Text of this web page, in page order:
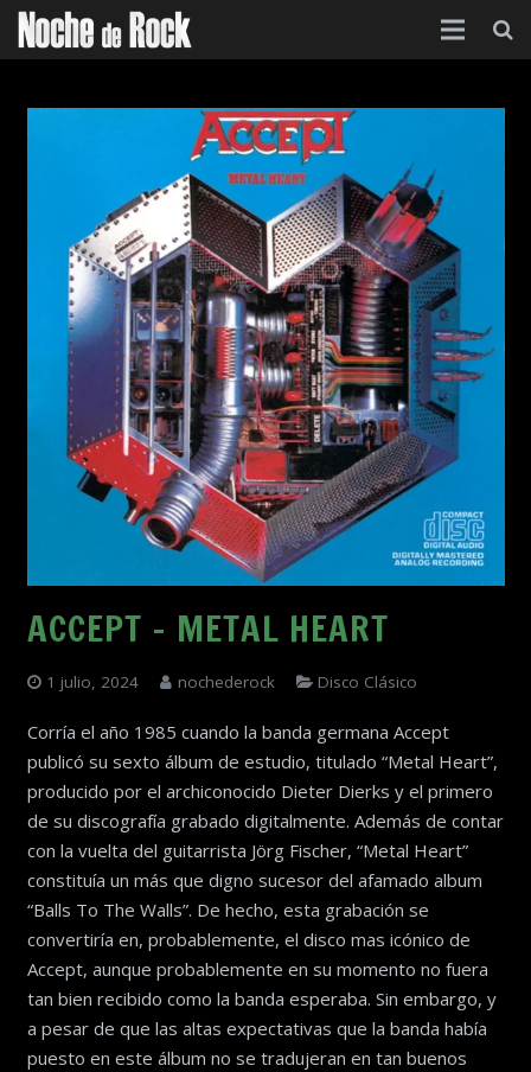
Contacto
Acerca de
ACCEPT – METAL HEART
1 julio, 2024 nochederock Disco Clásico
Corría el año 1985 cuando la banda germana Accept
publicó su sexto álbum de estudio, titulado “Metal Heart”,
producido por el archiconocido Dieter Dierks y el primero
de su discografía grabado digitalmente. Además de contar
con la vuelta del guitarrista Jörg Fischer, “Metal Heart”
constituía un más que digno sucesor del afamado album
“Balls To The Walls”. De hecho, esta grabación se
convertiría en, probablemente, el disco mas icónico de
Accept, aunque probablemente en su momento no fuera
tan bien recibido como la banda esperaba. Sin embargo, y
a pesar de que las altas expectativas que la banda había
puesto en este álbum no se tradujeran en tan buenos